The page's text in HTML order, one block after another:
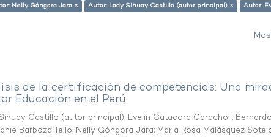
Nelly Góngora Jara × Autor: Lady Sihuay Castillo (autor principal) ×
Autor:
de la certificación de competencias: Una
Educación en el Perú
Castillo (autor principal); Evelin Catacora Caracholi;
Barboza Tello; Nelly Góngora Jara; María Rosa Malásquez